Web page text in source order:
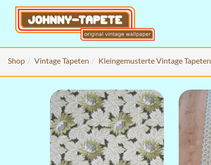
Shop Vintage Tapeten Kleingemusterte Vintage Tapeten